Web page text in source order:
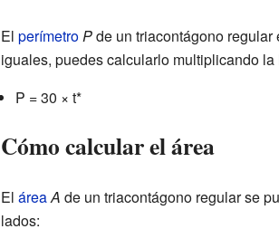
El perímetroPde un triacontágono regular
iguales, puedes calcularlo multiplicando
P = 30 × t*
Cómo calcular el área
El áreaA de un triacontágono regular se
lados: